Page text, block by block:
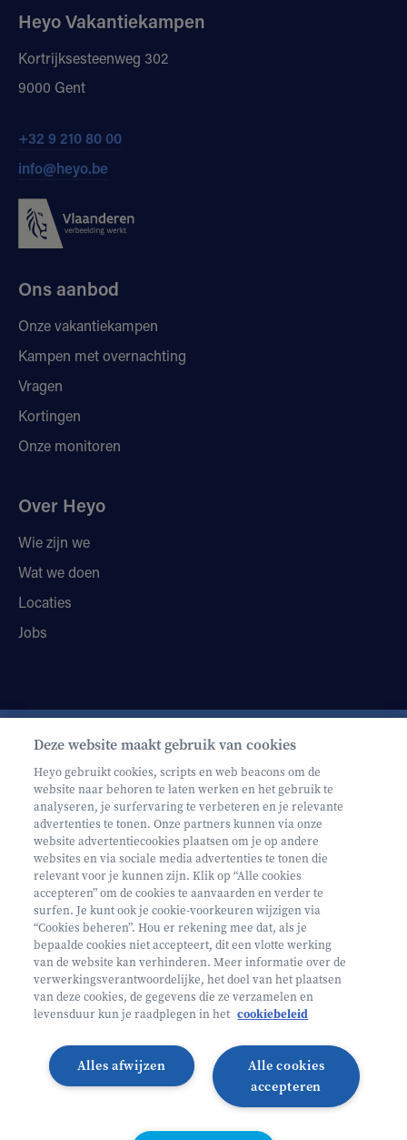
Heyo Vakantiekampen
Kortrijksesteenweg 302
9000 Gent
+32 9 210 80 00
info@heyo.be
Ons aanbod
Onze vakantiekampen
Kampen met overnachting
Vragen
Kortingen
Onze monitoren
Over Heyo
Wie zijn we
Wat we doen
Locaties
Jobs
Schrijf je in op onze nieuwsbrief
Volg ons op
Volg onze Facebook pagina
Volg onze Instagram pagina
Volg onze LinkedIn pagina
Volg onze TikTok pagina
Partner van Helan
Toegankelijkheidsverklaring ↗
Cookie policy
Algemene voorwaarden
Integriteitsbeleid
Illustraties van Freepik
Deze website maakt gebruik van cookies
Heyo gebruikt cookies, scripts en web beacons om de
website naar behoren te laten werken en het gebruik te
analyseren, je surfervaring te verbeteren en je relevante
advertenties te tonen. Onze partners kunnen via onze
website advertentiecookies plaatsen om je op andere
websites en via sociale media advertenties te tonen die
relevant voor je kunnen zijn. Klik op “Alle cookies
accepteren” om de cookies te aanvaarden en verder te
surfen. Je kunt ook je cookie-voorkeuren wijzigen via
“Cookies beheren”. Hou er rekening mee dat, als je
bepaalde cookies niet accepteert, dit een vlotte werking
van de website kan verhinderen. Meer informatie over de
verwerkingsverantwoordelijke, het doel van het plaatsen
van deze cookies, de gegevens die ze verzamelen en
levensduur kun je raadplegen in het cookiebeleid
Alle cookies
accepteren
Alles afwijzen